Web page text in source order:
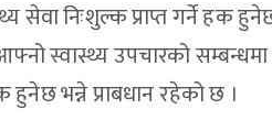
सेवा निःशुल्क प्राप्त गर्ने हक
स्वास्थ्य उपचारको
भन्ने प्राबधान रहेको छ ।